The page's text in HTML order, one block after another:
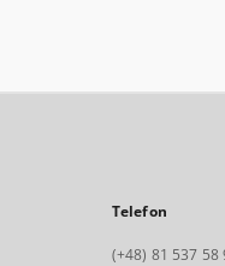
Telefon
(+48) 81 537 58